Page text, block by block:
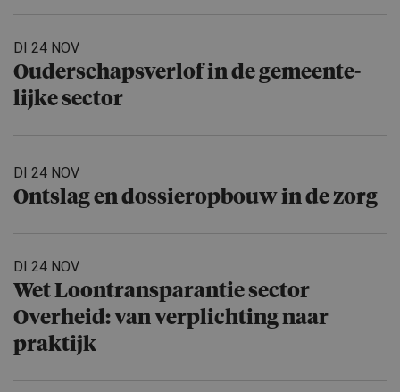
DI 24 NOV
Ouderschaps­verlof in de gemeente­
lijke sector
DI 24 NOV
Ontslag en dossierop­bouw in de zorg
DI 24 NOV
Wet Loontrans­pa­rantie sector
Overheid: van verplich­ting naar
praktijk